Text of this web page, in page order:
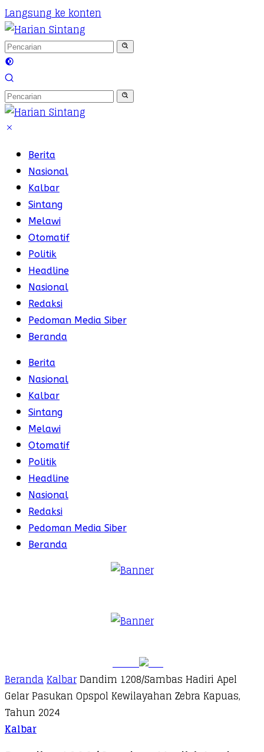
Langsung ke konten
Berita
Nasional
Kalbar
Sintang
Melawi
Otomatif
Politik
Headline
Nasional
Redaksi
Pedoman Media Siber
Beranda
Berita
Nasional
Kalbar
Sintang
Melawi
Otomatif
Politik
Headline
Nasional
Redaksi
Pedoman Media Siber
Beranda
BerandaKalbarDandim 1208/Sambas Hadiri Apel
Gelar Pasukan Opspol Kewilayahan Zebra Kapuas,
Tahun 2024
Kalbar